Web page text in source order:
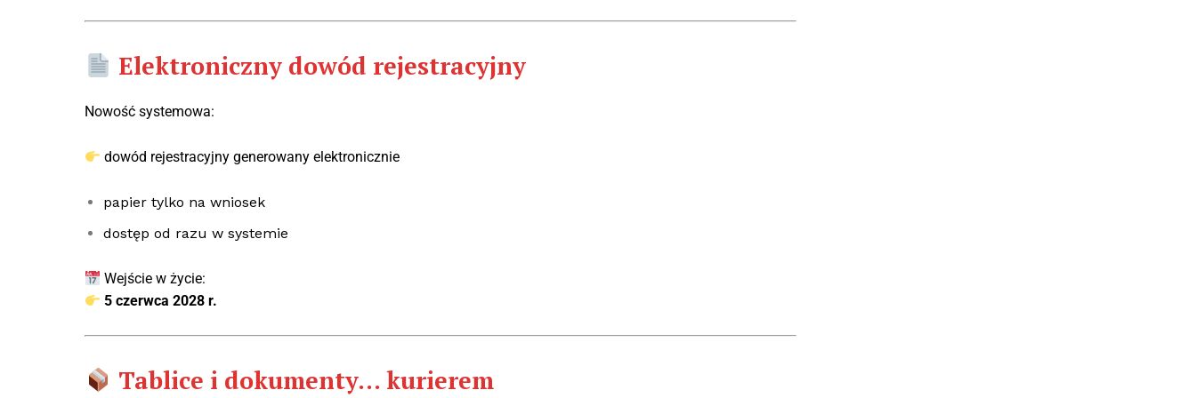
Elektroniczny dowód rejestracyjny
Nowość systemowa:
dowód rejestracyjny generowany elektronicznie
papier tylko na wniosek
dostęp od razu w systemie
Wejście w życie:
5 czerwca 2028 r.
Tablice i dokumenty… kurierem